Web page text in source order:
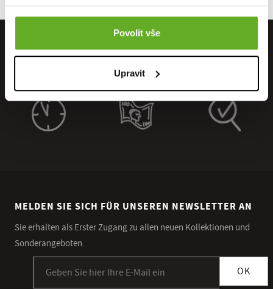
Povolit vše
Upravit
MELDEN SIE SICH FÜR UNSEREN NEWSLETTER AN
Sie erhalten als Erster Zugang zu allen neuen Kollektionen und
Sonderangeboten.
OK